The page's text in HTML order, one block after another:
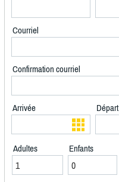
Courriel
Confirmation courriel
Arrivée Départ
Adultes Enfants